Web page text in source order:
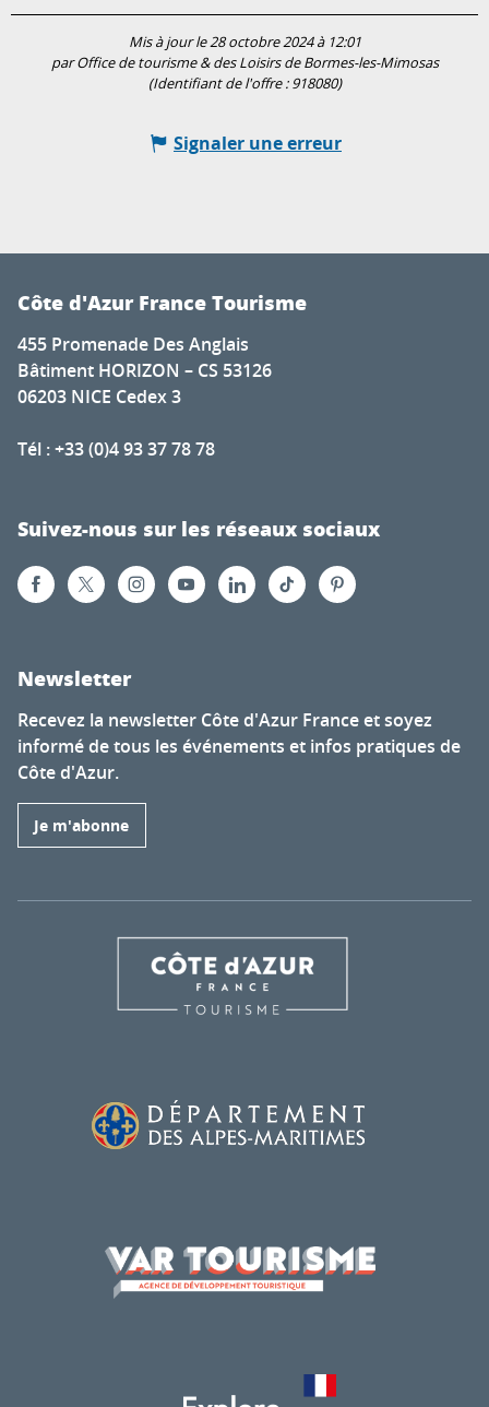
Mis à jour le 28 octobre 2024 à 12:01
par Office de tourisme & des Loisirs de Bormes-les-Mimosas
(Identifiant de l'offre :918080)
Signaler une erreur
Côte d'Azur France Tourisme
455 Promenade Des Anglais
Bâtiment HORIZON – CS 53126
06203 NICE Cedex 3
Tél : +33 (0)4 93 37 78 78
Suivez-nous sur les réseaux sociaux
Newsletter
Recevez la newsletter Côte d'Azur France et soyez
informé de tous les événements et infos pratiques de
Côte d'Azur.
Je m'abonne